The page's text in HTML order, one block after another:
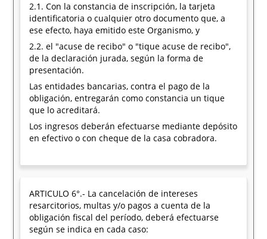
2.1. Con la constancia de inscripción, la tarjeta
identificatoria o cualquier otro documento que, a
ese efecto, haya emitido este Organismo, y
2.2. el "acuse de recibo" o "tique acuse de recibo",
de la declaración jurada, según la forma de
presentación.
Las entidades bancarias, contra el pago de la
obligación, entregarán como constancia un tique
que lo acreditará.
Los ingresos deberán efectuarse mediante depósito
en efectivo o con cheque de la casa cobradora.
ARTICULO 6°.- La cancelación de intereses
resarcitorios, multas y/o pagos a cuenta de la
obligación fiscal del período, deberá efectuarse
según se indica en cada caso: